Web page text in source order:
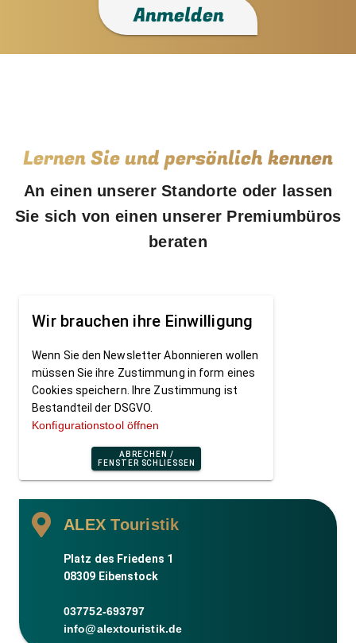
Anmelden
Lernen Sie und persönlich kennen
An einen unserer Standorte oder lassen
Sie sich von einen unserer Premiumbüros
beraten
ALEX Touristik
Platz des Friedens 1
08309 Eibenstock
037752-693797
info@alextouristik.de
Wir brauchen ihre Einwilligung
Wenn Sie den Newsletter Abonnieren wollen
müssen Sie ihre Zustimmung in form eines
Cookies speichern. Ihre Zustimmung ist
Bestandteil der DSGVO.
Konfigurationstool öffnen
ABRECHEN /
FENSTER SCHLIESSEN